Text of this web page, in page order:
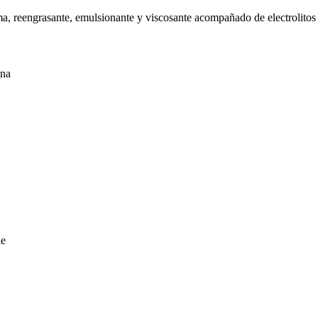
reengrasante, emulsionante y viscosante acompañado de electrolitos